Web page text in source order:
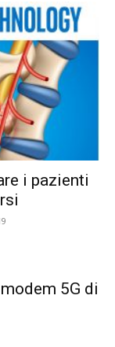
i pazienti
5G di